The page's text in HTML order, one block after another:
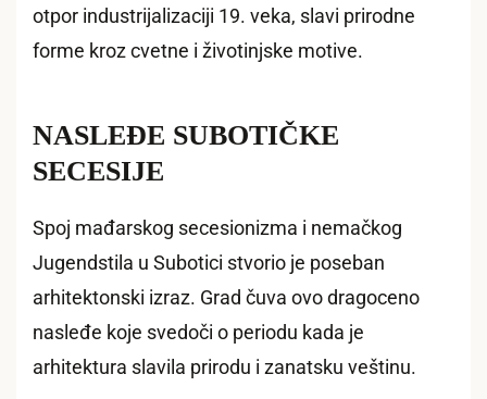
otpor industrijalizaciji 19. veka, slavi prirodne
forme kroz cvetne i životinjske motive.
NASLEĐE SUBOTIČKE
SECESIJE
Spoj mađarskog secesionizma i nemačkog
Jugendstila u Subotici stvorio je poseban
arhitektonski izraz. Grad čuva ovo dragoceno
nasleđe koje svedoči o periodu kada je
arhitektura slavila prirodu i zanatsku veštinu.